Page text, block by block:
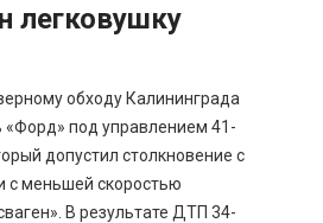
легковушку
обходу Калининграда
под управлением 41-
допустил столкновение с
с меньшей скоростью
В результате ДТП 34-